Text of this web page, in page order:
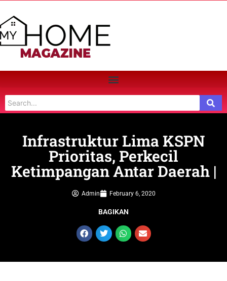
Infrastruktur Lima KSPN
Prioritas, Perkecil
Ketimpangan Antar Daerah |
Admin February 6, 2020
BAGIKAN